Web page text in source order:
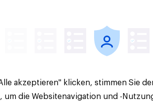
akzeptieren" klicken, stimmen Sie
um die Websitenavigation und -